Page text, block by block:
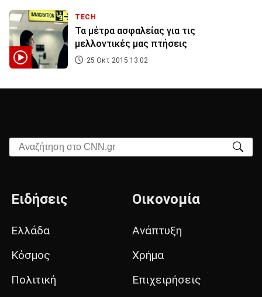
TECH
Τα μέτρα ασφαλείας για τις
μελλοντικές μας πτήσεις
25 Οκτ 2015 13:02
Αναζήτηση στο CNN.gr
Ειδήσεις
Ελλάδα
Κόσμος
Πολιτική
Οικονομία
Ανάπτυξη
Χρήμα
Επιχειρήσεις